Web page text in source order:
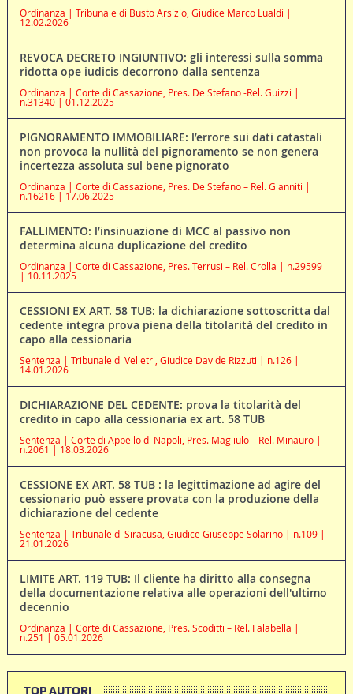
Ordinanza | Tribunale di Busto Arsizio, Giudice Marco Lualdi |
12.02.2026
REVOCA DECRETO INGIUNTIVO: gli interessi sulla somma
ridotta ope iudicis decorrono dalla sentenza
Ordinanza | Corte di Cassazione, Pres. De Stefano -Rel. Guizzi |
n.31340 | 01.12.2025
PIGNORAMENTO IMMOBILIARE: l’errore sui dati catastali
non provoca la nullità del pignoramento se non genera
incertezza assoluta sul bene pignorato
Ordinanza | Corte di Cassazione, Pres. De Stefano – Rel. Gianniti |
n.16216 | 17.06.2025
FALLIMENTO: l’insinuazione di MCC al passivo non
determina alcuna duplicazione del credito
Ordinanza | Corte di Cassazione, Pres. Terrusi – Rel. Crolla | n.29599
| 10.11.2025
CESSIONI EX ART. 58 TUB: la dichiarazione sottoscritta dal
cedente integra prova piena della titolarità del credito in
capo alla cessionaria
Sentenza | Tribunale di Velletri, Giudice Davide Rizzuti | n.126 |
14.01.2026
DICHIARAZIONE DEL CEDENTE: prova la titolarità del
credito in capo alla cessionaria ex art. 58 TUB
Sentenza | Corte di Appello di Napoli, Pres. Magliulo – Rel. Minauro |
n.2061 | 18.03.2026
CESSIONE EX ART. 58 TUB : la legittimazione ad agire del
cessionario può essere provata con la produzione della
dichiarazione del cedente
Sentenza | Tribunale di Siracusa, Giudice Giuseppe Solarino | n.109 |
21.01.2026
LIMITE ART. 119 TUB: Il cliente ha diritto alla consegna
della documentazione relativa alle operazioni dell'ultimo
decennio
Ordinanza | Corte di Cassazione, Pres. Scoditti – Rel. Falabella |
n.251 | 05.01.2026
TOP AUTORI